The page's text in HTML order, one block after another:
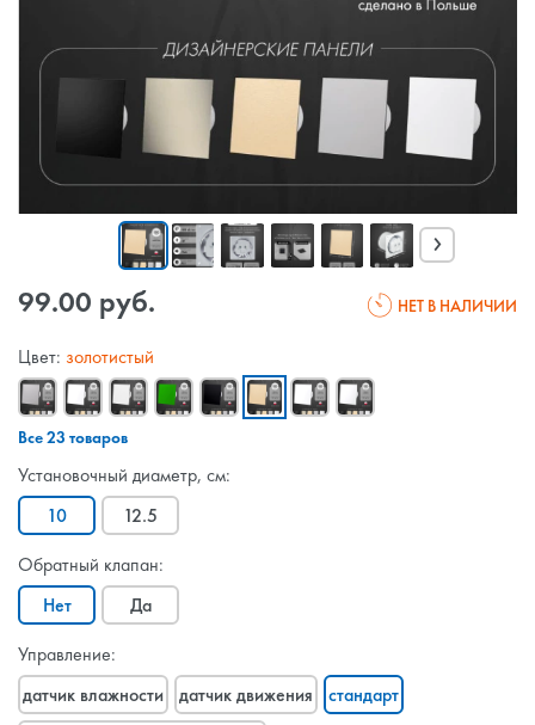
›
99.00 руб. НЕТ В НАЛИЧИИ
Цвет: золотистый
Все 23 товаров
Установочный диаметр, см:
10
12.5
Обратный клапан:
Нет
Да
Управление:
датчик влажности
датчик движения
стандарт